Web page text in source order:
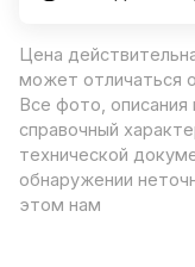
Цена
может отличаться
Все фото,
справочный
технической
обнаружении
этом нам